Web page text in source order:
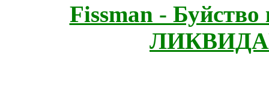
Fissmаn -